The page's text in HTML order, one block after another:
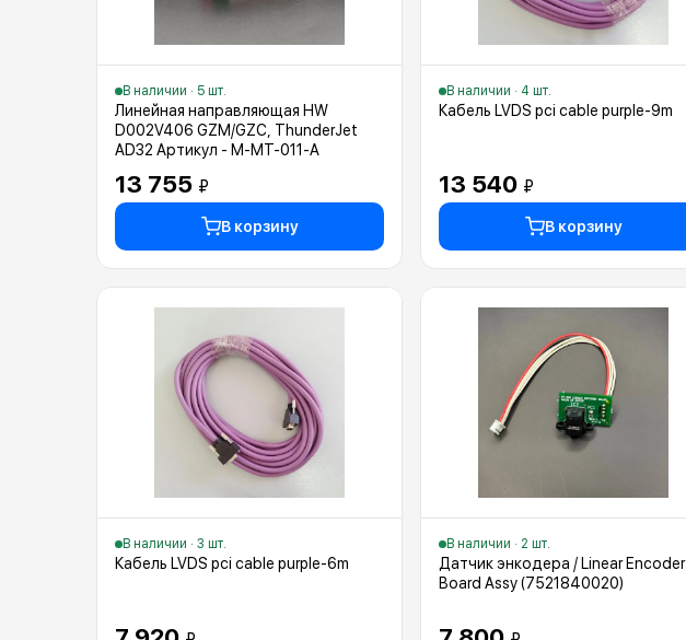
В наличии · 5 шт.
Линейная направляющая HW
D002V406 GZM/GZC, ThunderJet
AD32 Артикул - M-MT-011-A
13 755 ₽
В корзину
В наличии · 4 шт.
Кабель LVDS pci cable purple-9m
13 540 ₽
В корзину
В наличии · 3 шт.
Кабель LVDS pci cable purple-6m
В наличии · 2 шт.
Датчик энкодера / Linear Encoder
Board Assy (7521840020)